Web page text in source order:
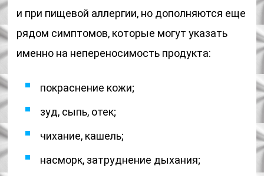
и при пищевой аллергии, но дополняются еще
рядом симптомов, которые могут указать
именно на непереносимость продукта:
покраснение кожи;
зуд, сыпь, отек;
чихание, кашель;
насморк, затруднение дыхания;